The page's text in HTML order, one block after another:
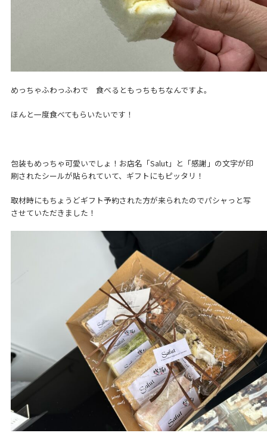
めっちゃふわっふわで 食べるともっちもちなんですよ。
ほんと一度食べてもらいたいです！
包装もめっちゃ可愛いでしょ！お店名「Salut」と「感謝」の文字が印
刷されたシールが貼られていて、ギフトにもピッタリ！
取材時にもちょうどギフト予約された方が来られたのでパシャっと写
させていただきました！